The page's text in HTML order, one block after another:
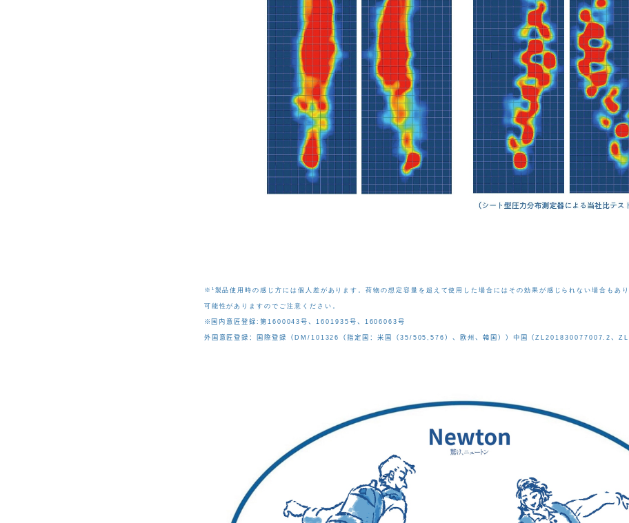
※¹製品使用時の感じ方には個人差があります。荷物の想定容量を超えて使用した場合にはその 効 果が感じられない場合もあ
可能性がありますのでご注意ください。
※ 国内意匠登 録 : 第 1600043号、 1601935 号 、 1606063号
外 国 意匠登録 ： 国 際登録 （ DM/101326 （指定 国 ：米 国 （ 35/505,576 ）、 欧 州、韓 国 ））中 国 （ZL201830077007.2、